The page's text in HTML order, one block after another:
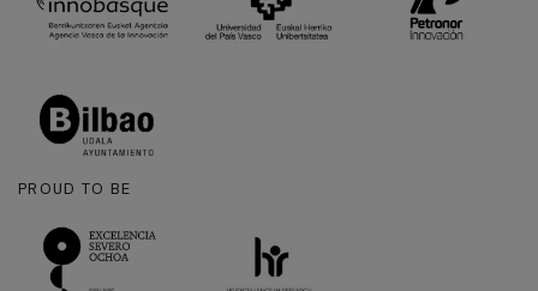
PROUD TO BE